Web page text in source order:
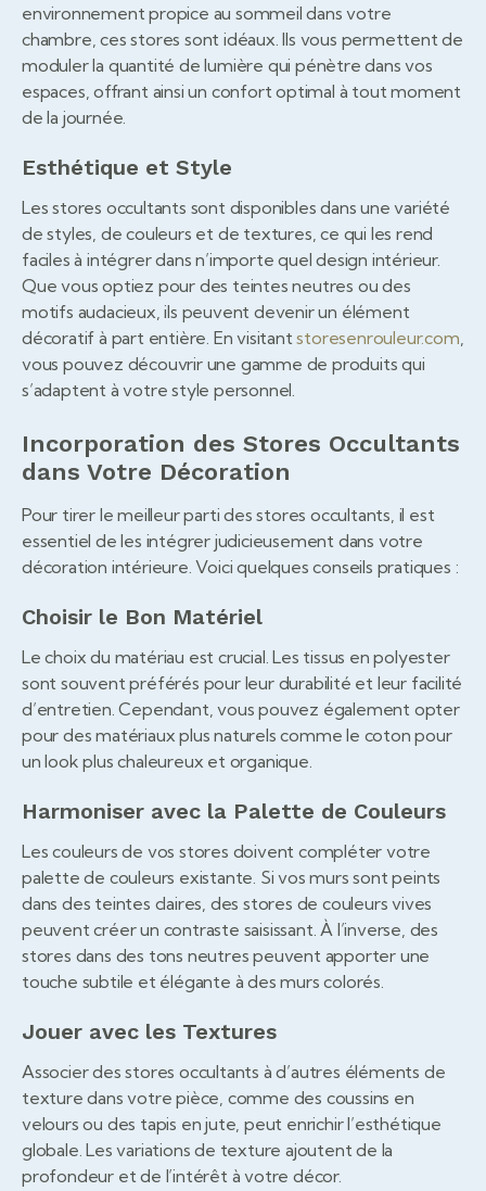
environnement propice au sommeil dans votre
chambre, ces stores sont idéaux. Ils vous permettent de
moduler la quantité de lumière qui pénètre dans vos
espaces, offrant ainsi un confort optimal à tout moment
de la journée.
Esthétique et Style
Les stores occultants sont disponibles dans une variété
de styles, de couleurs et de textures, ce qui les rend
faciles à intégrer dans n’importe quel design intérieur.
Que vous optiez pour des teintes neutres ou des
motifs audacieux, ils peuvent devenir un élément
décoratif à part entière. En visitantstoresenrouleur.com
vous pouvez découvrir une gamme de produits qui
s’adaptent à votre style personnel.
Incorporation des Stores Occultants
dans Votre Décoration
Pour tirer le meilleur parti des stores occultants, il est
essentiel de les intégrer judicieusement dans votre
décoration intérieure. Voici quelques conseils pratiques :
Choisir le Bon Matériel
Le choix du matériau est crucial. Les tissus en polyester
sont souvent préférés pour leur durabilité et leur facilité
d’entretien. Cependant, vous pouvez également opter
pour des matériaux plus naturels comme le coton pour
un look plus chaleureux et organique.
Harmoniser avec la Palette de Couleurs
Les couleurs de vos stores doivent compléter votre
palette de couleurs existante. Si vos murs sont peints
dans des teintes claires, des stores de couleurs vives
peuvent créer un contraste saisissant. À l’inverse, des
stores dans des tons neutres peuvent apporter une
touche subtile et élégante à des murs colorés.
Jouer avec les Textures
Associer des stores occultants à d’autres éléments de
texture dans votre pièce, comme des coussins en
velours ou des tapis en jute, peut enrichir l’esthétique
globale. Les variations de texture ajoutent de la
profondeur et de l’intérêt à votre décor.